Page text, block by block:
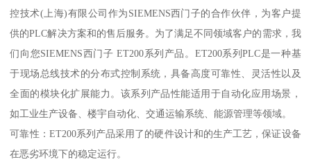
控技术(上海)有限公司作为SIEMENS西门子的合作伙伴，为客户提
供的PLC解决方案和的售后服务。为了满足不同领域客户的需求，我
们向您SIEMENS西门子 ET200系列产品。ET200系列PLC是一种基
于现场总线技术的分布式控制系统，具备高度可靠性、灵活性以及
全面的模块化扩展能力。该系列产品性能适用于自动化应用场景，
如工业生产设备、楼宇自动化、交通运输系统、能源管理等领域。
可靠性：ET200系列产品采用了的硬件设计和的生产工艺，保证设备
在恶劣环境下的稳定运行。